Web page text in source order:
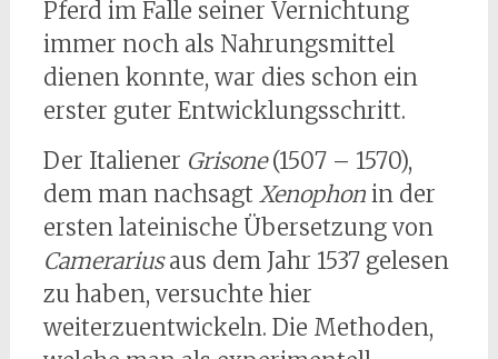
Pferd im Falle seiner Vernichtung
immer noch als Nahrungsmittel
dienen konnte, war dies schon ein
erster guter Entwicklungsschritt.
Der Italiener Grisone(1507 – 1570),
dem man nachsagt Xenophonin der
ersten lateinische Übersetzung von
Camerariusaus dem Jahr 1537 gelesen
zu haben, versuchte hier
weiterzuentwickeln. Die Methoden,